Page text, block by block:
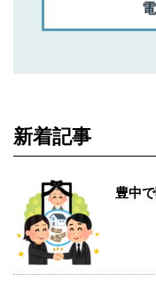
新着記事
豊中